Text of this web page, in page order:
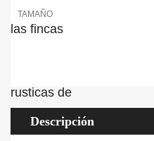
TAMAÑO
Descripción